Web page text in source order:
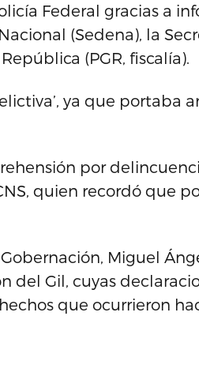
Federal gracias a
(Sedena), la
(PGR, fiscalía).
ya que portaba
por
quien recordó que
Miguel
del Gil, cuyas
que ocurrieron